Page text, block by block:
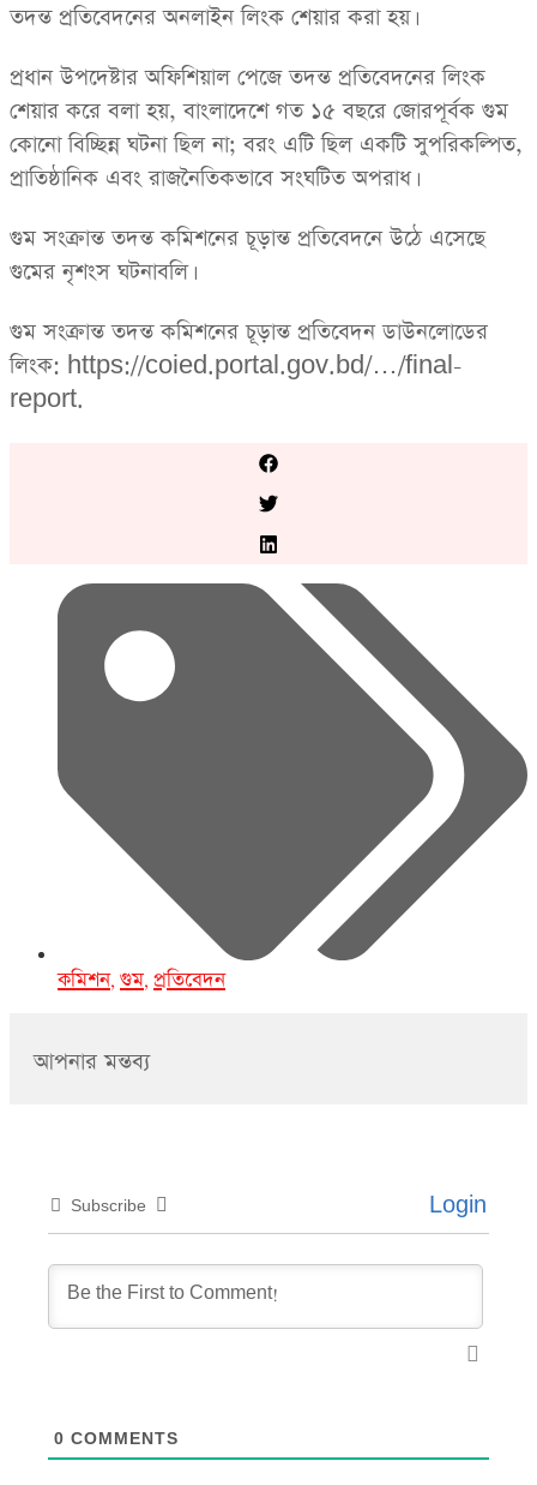
তদন্ত প্রতিবেদনের অনলাইন লিংক শেয়ার করা হয়।
প্রধান উপদেষ্টার অফিশিয়াল পেজে তদন্ত প্রতিবেদনের লিংক
শেয়ার করে বলা হয়, বাংলাদেশে গত ১৫ বছরে জোরপূর্বক গুম
কোনো বিচ্ছিন্ন ঘটনা ছিল না; বরং এটি ছিল একটি সুপরিকল্পিত,
প্রাতিষ্ঠানিক এবং রাজনৈতিকভাবে সংঘটিত অপরাধ।
গুম সংক্রান্ত তদন্ত কমিশনের চূড়ান্ত প্রতিবেদনে উঠে এসেছে
গুমের নৃশংস ঘটনাবলি।
গুম সংক্রান্ত তদন্ত কমিশনের চূড়ান্ত প্রতিবেদন ডাউনলোডের
লিংক: https://coied.portal.gov.bd/…/final-
report.
কমিশন, গুম, প্রতিবেদন
আপনার মন্তব্য
Subscribe Login
0 COMMENTS